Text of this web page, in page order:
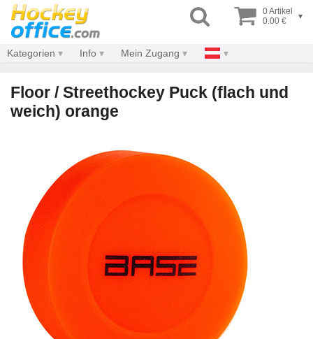
0 Artikel
0.00 €
▾
Kategorien Info Mein Zugang
Floor / Streethockey Puck (flach und
weich) orange